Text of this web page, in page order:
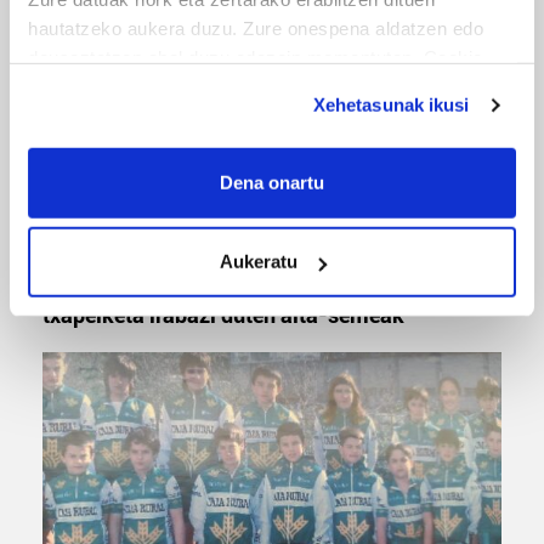
hautatzeko aukera duzu. Zure onespena aldatzen edo
If you allow, we would also like to:
Collect information about your geographical
Identify your device by actively scanning it for
specific characteristics (fingerprinting)
Find out more about how your personal data is processed
and set your preferences in thedetails section.
Guk eta gure bazkideek zure datu pertsonalak
prozesatzen ditugu, zure IP zenbakia, besteak beste,
teknologia erabiliz, cookieak adibidez, iragarki eta eduki
pertsonalizatuak eskaintzeko, iragarkiak eta edukia
neurtzeko, jendeari buruzko informazioa biltzeko eta
Xehetasunak ikusi
Dena onartu
Aukeratu
Euxebio eta Ekaitz Zabala: Zumarragako mus
txapelketa irabazi duten aita-semeak